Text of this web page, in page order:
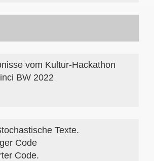
vom Kultur-Hackathon
BW 2022
Texte.
Code
Code.